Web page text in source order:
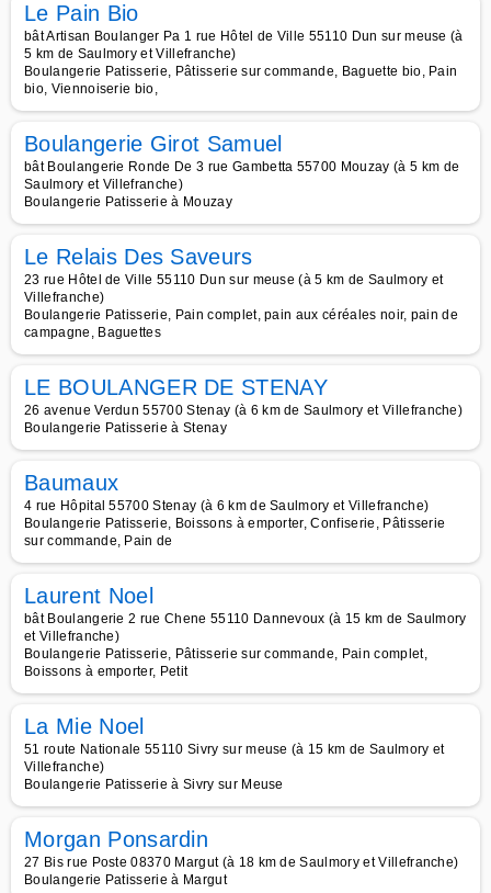
Le Pain Bio
bât Artisan Boulanger Pa 1 rue Hôtel de Ville 55110 Dun sur meuse (à
5 km de Saulmory et Villefranche)
Boulangerie Patisserie, Pâtisserie sur commande, Baguette bio, Pain
bio, Viennoiserie bio,
Boulangerie Girot Samuel
bât Boulangerie Ronde De 3 rue Gambetta 55700 Mouzay (à 5 km de
Saulmory et Villefranche)
Boulangerie Patisserie à Mouzay
Le Relais Des Saveurs
23 rue Hôtel de Ville 55110 Dun sur meuse (à 5 km de Saulmory et
Villefranche)
Boulangerie Patisserie, Pain complet, pain aux céréales noir, pain de
campagne, Baguettes
LE BOULANGER DE STENAY
26 avenue Verdun 55700 Stenay (à 6 km de Saulmory et Villefranche)
Boulangerie Patisserie à Stenay
Baumaux
4 rue Hôpital 55700 Stenay (à 6 km de Saulmory et Villefranche)
Boulangerie Patisserie, Boissons à emporter, Confiserie, Pâtisserie
sur commande, Pain de
Laurent Noel
bât Boulangerie 2 rue Chene 55110 Dannevoux (à 15 km de Saulmory
et Villefranche)
Boulangerie Patisserie, Pâtisserie sur commande, Pain complet,
Boissons à emporter, Petit
La Mie Noel
51 route Nationale 55110 Sivry sur meuse (à 15 km de Saulmory et
Villefranche)
Boulangerie Patisserie à Sivry sur Meuse
Morgan Ponsardin
27 Bis rue Poste 08370 Margut (à 18 km de Saulmory et Villefranche)
Boulangerie Patisserie à Margut